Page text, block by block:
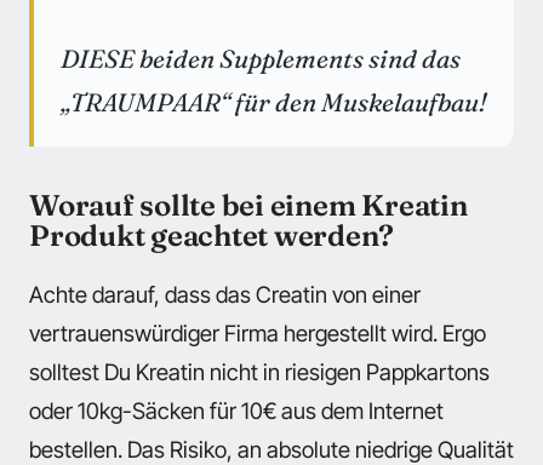
DIESE beiden Supplements sind das
„TRAUMPAAR“ für den Muskelaufbau!
Worauf sollte bei einem Kreatin
Produkt geachtet werden?
Achte darauf, dass das Creatin von einer
vertrauenswürdiger Firma hergestellt wird. Ergo
solltest Du Kreatin nicht in riesigen Pappkartons
oder 10kg-Säcken für 10€ aus dem Internet
bestellen. Das Risiko, an absolute niedrige Qualität